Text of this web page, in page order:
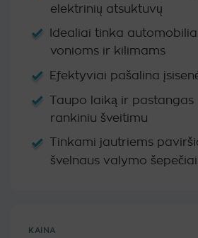
elektrinių atsuktuvų
Idealiai tinka
vonioms ir kilimams
Efektyviai pašalina
Taupo laiką ir pastangas
rankiniu šveitimu
Tinkami jautriems
švelnaus valymo
KAINA